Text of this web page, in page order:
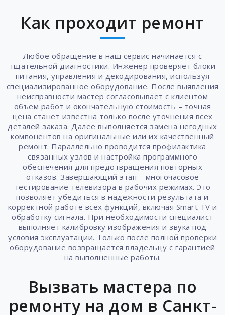
Как проходит ремонт
Любое обращение в наш сервис начинается с
тщательной диагностики. Инженер проверяет блоки
питания, управления и декодирования, используя
специализированное оборудование. После выявления
неисправности мастер согласовывает с клиентом
объем работ и окончательную стоимость – точная
цена станет известна только после уточнения всех
деталей заказа. Далее выполняется замена негодных
компонентов на оригинальные или их качественный
ремонт. Параллельно проводится профилактика
связанных узлов и настройка программного
обеспечения для предотвращения повторных
отказов. Завершающий этап – многочасовое
тестирование телевизора в рабочих режимах. Это
позволяет убедиться в надежности результата и
корректной работе всех функций, включая Smart TV и
обработку сигнала. При необходимости специалист
выполняет калибровку изображения и звука под
условия эксплуатации. Только после полной проверки
оборудование возвращается владельцу с гарантией
на выполненные работы.
Вызвать мастера по
ремонту на дом в Санкт-